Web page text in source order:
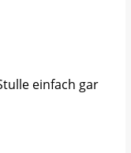
einfach gar